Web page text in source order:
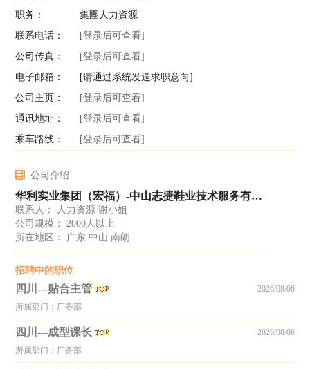
职务：
集團人力資源
联系电话：
[登录后可查看]
公司传真：
[登录后可查看]
电子邮箱：
[请通过系统发送求职意向]
公司主页：
[登录后可查看]
通讯地址：
[登录后可查看]
乘车路线：
[登录后可查看]
公司介绍
华利实业集团（宏福）-中山志捷鞋业技术服务有限公司
联系人： 人力资源 谢小姐
公司规模： 2000人以上
所在地区： 广东 中山 南朗
招聘中的职位
四川---贴合主管
所属部门：厂务部
2026/08/06
四川---成型课长
所属部门：厂务部
2026/08/06